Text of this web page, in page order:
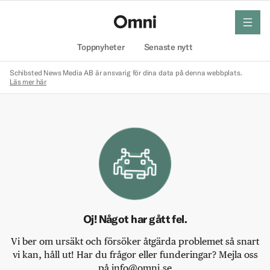
Toppnyheter Senaste nytt
meny
Schibsted News Media AB är ansvarig för dina data på denna webbplats.
Läs mer här
Oj! Något har gått fel.
Vi ber om ursäkt och försöker åtgärda problemet så snart
vi kan, håll ut! Har du frågor eller funderingar? Mejla oss